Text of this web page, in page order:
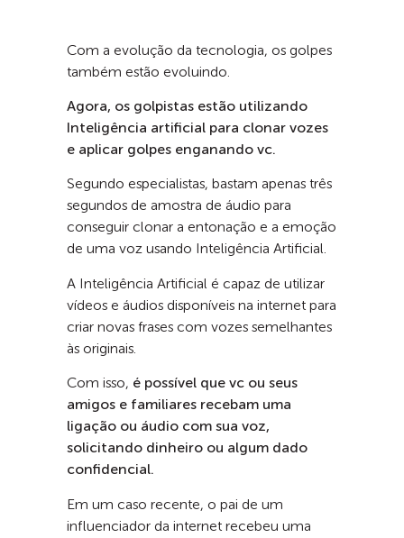
Com a evolução da tecnologia, os golpes
também estão evoluindo.
Agora, os golpistas estão utilizando
Inteligência artificial para clonar vozes
e aplicar golpes enganando vc.
Segundo especialistas, bastam apenas três
segundos de amostra de áudio para
conseguir clonar a entonação e a emoção
de uma voz usando Inteligência Artificial.
A Inteligência Artificial é capaz de utilizar
vídeos e áudios disponíveis na internet para
criar novas frases com vozes semelhantes
às originais.
Com isso, é possível que vc ou seus
amigos e familiares recebam uma
ligação ou áudio com sua voz,
solicitando dinheiro ou algum dado
confidencial.
Em um caso recente, o pai de um
influenciador da internet recebeu uma